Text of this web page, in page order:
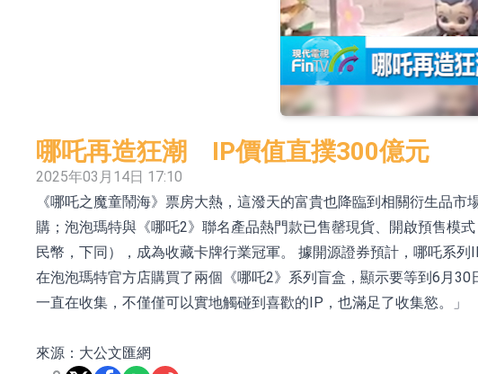
上交所：財通多策略福鑫定期開放靈活配置混合型發起式
上交所：景順長城全球半導體芯片產業股票型證券投資基
【異動股】港股跌幅榜前十，卡森國際(00496.HK)跌
【異動股】港股漲幅榜前十，拿森科技(02261.HK)漲
神火股份：新疆神火鋁水轉化率已100%
【異動股】焦炭Ⅲ板塊下挫，陝西黑貓(601015.CN)跌
浙江證監局對財通證券股份有限公司採取出具警示函措施
山金國際：港股上市工作正常推進中
哪吒再造狂潮 IP價值直撲300億元
2025年03月14日 17:10
《哪吒之魔童鬧海》票房大熱，這潑天的富貴也降臨到相關衍生品
購；泡泡瑪特與《哪吒2》聯名產品熱門款已售罄現貨、開啟預售模
民幣，下同），成為收藏卡牌行業冠軍。 據開源證券預計，哪吒系
在泡泡瑪特官方店購買了兩個《哪吒2》系列盲盒，顯示要等到6月
一直在收集，不僅僅可以實地觸碰到喜歡的IP，也滿足了收集慾。」
來源：大公文匯網